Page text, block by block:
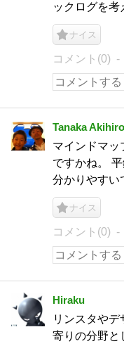
ックログを考
ナイス
コメント(0)
Tanaka Akihiro
マインドマッ
ですかね。
分かりやすい
ナイス
コメント(0)
Hiraku
リンスタや
寄りの分野と